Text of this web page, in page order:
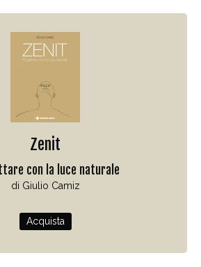
Zenit
con la luce naturale
di Giulio Camiz
Acquista